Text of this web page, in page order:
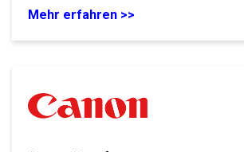
Mehr erfahren >>